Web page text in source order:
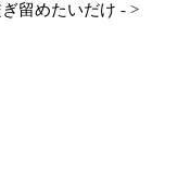
留めたいだけ - >